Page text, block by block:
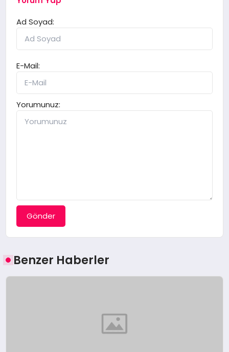
Ad Soyad:
E-Mail:
Yorumunuz:
Gönder
Benzer Haberler